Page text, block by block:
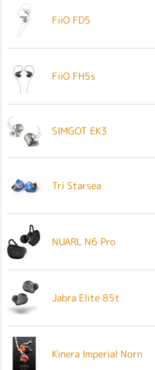
FiiO FD5
FiiO FH5s
SIMGOT EK3
Tri Starsea
NUARL N6 Pro
Jabra Elite 85t
Kinera Imperial Norn